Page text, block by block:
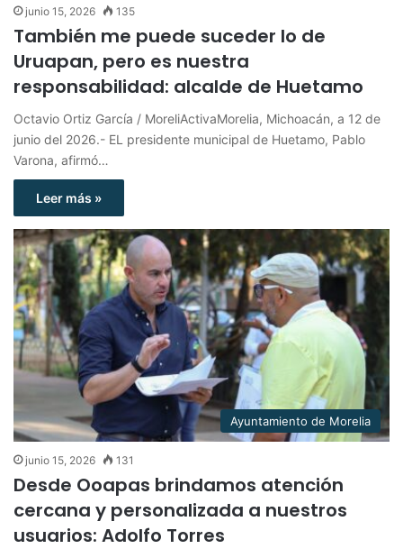
junio 15, 2026 135
También me puede suceder lo de
Uruapan, pero es nuestra
responsabilidad: alcalde de Huetamo
Octavio Ortiz García / MoreliActivaMorelia, Michoacán, a 12 de
junio del 2026.- EL presidente municipal de Huetamo, Pablo
Varona, afirmó…
Leer más »
Ayuntamiento de Morelia
junio 15, 2026 131
Desde Ooapas brindamos atención
cercana y personalizada a nuestros
usuarios: Adolfo Torres